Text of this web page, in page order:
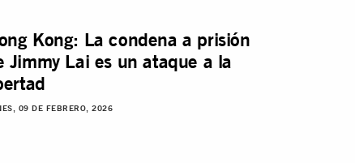
Kong: La condena a prisión
Jimmy Lai es un ataque a la
09 DE FEBRERO, 2026